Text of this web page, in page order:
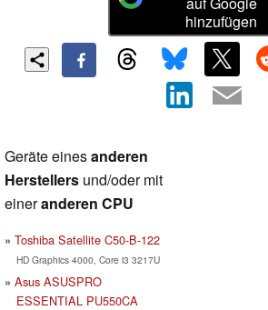
hinzufügen
Geräte einesanderen
Herstellers und/oder mit
eineranderen CPU
Toshiba Satellite C50-B-122
HD Graphics 4000, Core i3 3217U
Asus ASUSPRO
ESSENTIAL PU550CA